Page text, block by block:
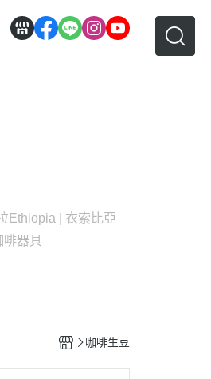
Ethiopia | 衣索比亞
啡器具
咖啡生豆